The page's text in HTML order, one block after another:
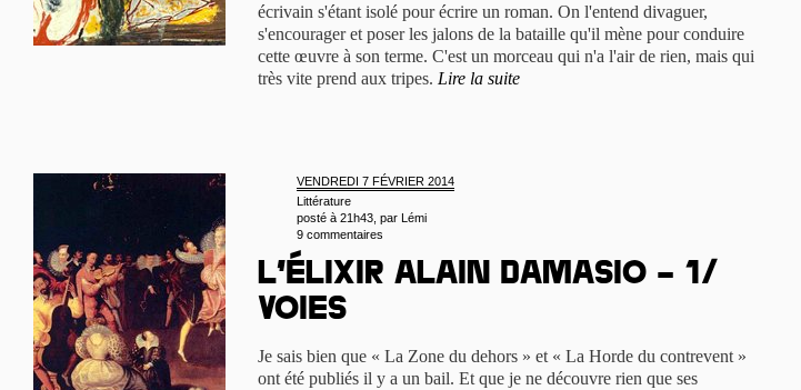
écrivain s'étant isolé pour écrire un roman. On l'entend divaguer,
s'encourager et poser les jalons de la bataille qu'il mène pour conduire
cette œuvre à son terme. C'est un morceau qui n'a l'air de rien, mais qui
très vite prend aux tripes. Lire la suite
VENDREDI 7 FÉVRIER 2014
Littérature
posté à 21h43, par Lémi
9 commentaires
L’élixir Alain Damasio – 1/
Voies
Je sais bien que « La Zone du dehors » et « La Horde du contrevent »
ont été publiés il y a un bail. Et que je ne découvre rien que ses